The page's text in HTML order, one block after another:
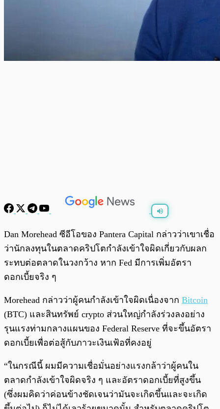
0:00 /
Dan Morehead ซีอีโอของ Pantera Capital กล่าวว่าเขาเชื่อ
ว่านักลงทุนในตลาดคริปโตกำลังเข้าใจผิดเกี่ยวกับผลก
ระทบต่อตลาดในวงกว้าง หาก Fed มีการเพิ่มอัตรา
ดอกเบี้ยจริง ๆ
Morehead กล่าวว่าผู้คนกำลังเข้าใจผิดเนื่องจาก Bitcoin
(BTC) และสินทรัพย์ crypto ส่วนใหญ่กำลังร่วงลงอย่าง
รุนแรงท่ามกลางแผนของ Federal Reserve ที่จะขึ้นอัตรา
ดอกเบี้ยเพื่อต่อสู้กับภาวะเงินเฟ้อที่คงอยู่
“ในกรณีนี้ ผมมีความเชื่อมั่นอย่างแรงกล้าว่าผู้คนใน
ตลาดกำลังเข้าใจผิดจริง ๆ และอัตราดอกเบี้ยที่สูงขึ้น
(ซึ่งผมคิดว่าค่อนข้างชัดเจนว่ามันจะเกิดขึ้นและจะเกิด